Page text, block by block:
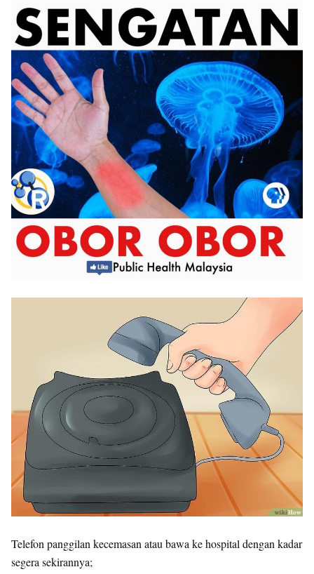
Telefon panggilan kecemasan atau bawa ke hospital dengan kadar
segera sekirannya;